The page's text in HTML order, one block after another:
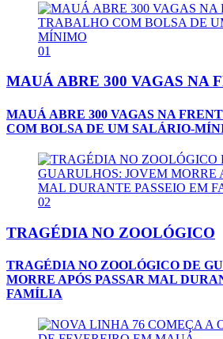
01
MAUÁ ABRE 300 VAGAS NA
MAUÁ ABRE 300 VAGAS NA
COM BOLSA DE UM SALÁRIO-
02
TRAGÉDIA NO ZOOLÓGICO
TRAGÉDIA NO ZOOLÓGICO DE
MORRE APÓS PASSAR MAL
FAMÍLIA